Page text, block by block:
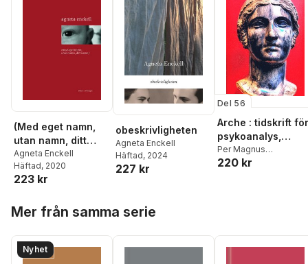
(Med eget namn,
utan namn, ditt
namn)
Agneta Enckell
Häftad, 2020
223 kr
obeskrivligheten
Agneta Enckell
Häftad, 2024
227 kr
Del 56
Arche : tidskrift för
psykoanalys,
humaniora och
arkitektur Nr 56-
Per Magnus
Johansson
Annika Stiebe,
Johannes Nordholm
220 kr
Mer från samma serie
Nyhet